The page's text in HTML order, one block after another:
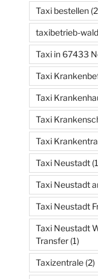
Taxi bestellen
taxibetrieb-
Taxi in 67433
Taxi
Taxi
Taxi
Taxi
Taxi Neustadt
Taxi Neustadt
Taxi Neustadt
Taxi Neustadt
Transfer (1)
Taxizentrale (2)